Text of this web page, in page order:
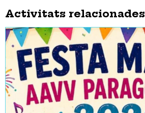
Activitats relacionades